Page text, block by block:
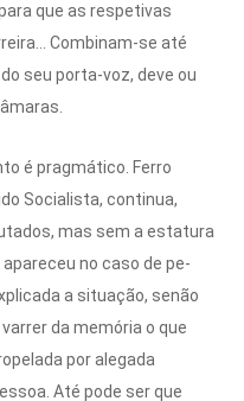
que as respetivas
Combinam-se até
seu porta-voz, deve ou
é pragmático. Ferro
Socialista, continua,
mas sem a estatu­ra
no caso de pe­
a situação, senão
da memória o que
por alegada
Até pode ser que